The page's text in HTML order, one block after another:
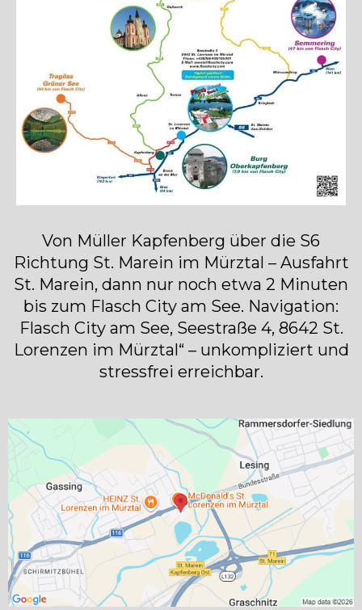
Von Müller Kapfenberg über die S6
Richtung St. Marein im Mürztal – Ausfahrt
St. Marein, dann nur noch etwa 2 Minuten
bis zum Flasch City am See. Navigation:
Flasch City am See, Seestraße 4, 8642 St.
Lorenzen im Mürztal“ – unkompliziert und
stressfrei erreichbar.